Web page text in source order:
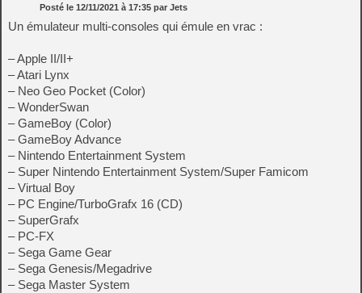
Posté le 12/11/2021 à 17:35 par Jets
Un émulateur multi-consoles qui émule en vrac :
– Apple II/II+
– Atari Lynx
– Neo Geo Pocket (Color)
– WonderSwan
– GameBoy (Color)
– GameBoy Advance
– Nintendo Entertainment System
– Super Nintendo Entertainment System/Super Famicom
– Virtual Boy
– PC Engine/TurboGrafx 16 (CD)
– SuperGrafx
– PC-FX
– Sega Game Gear
– Sega Genesis/Megadrive
– Sega Master System